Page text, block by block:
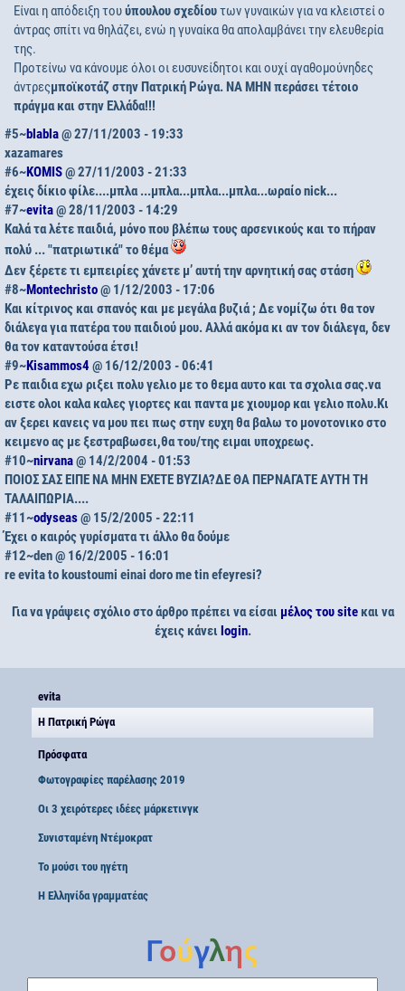
Είναι η απόδειξη τουύπουλου σχεδίουτων γυναικών για να κλειστεί ο
άντρας σπίτι να θηλάζει, ενώ η γυναίκα θα απολαμβάνει την ελευθερία
της.
Προτείνω να κάνουμε όλοι οι ευσυνείδητοι και ουχί αγαθομούνηδες
άντρεςμποϊκοτάζστην Πατρική Ρώγα. ΝΑ ΜΗΝ περάσει τέτοιο
πράγμα και στην Ελλάδα!!!
#5~blabla@ 27/11/2003 - 19:33
xazamares
#6~KOMIS@ 27/11/2003 - 21:33
έχεις δίκιο φίλε....μπλα ...μπλα...μπλα...μπλα...ωραίο nick...
#7~evita@ 28/11/2003 - 14:29
Καλά τα λέτε παιδιά, μόνο που βλέπω τους αρσενικούς και το πήραν
πολύ ... "πατριωτικά" το θέμα
Δεν ξέρετε τι εμπειρίες χάνετε μ’ αυτή την αρνητική σας στάση
#8~Montechristo@ 1/12/2003 - 17:06
Και κίτρινος και σπανός και με μεγάλα βυζιά ; Δε νομίζω ότι θα τον
διάλεγα για πατέρα του παιδιού μου. Αλλά ακόμα κι αν τον διάλεγα, δεν
θα τον καταντούσα έτσι!
#9~Kisammos4 @ 16/12/2003 - 06:41
Ρε παιδια εχω ριξει πολυ γελιο με το θεμα αυτο και τα σχολια σας.να
ειστε ολοι καλα καλες γιορτες και παντα με χιουμορ και γελιο πολυ.Κι
αν ξερει κανεις να μου πει πως στην ευχη θα βαλω το μονοτονικο στο
κειμενο ας με ξεστραβωσει,θα του/της ειμαι υποχρεως.
#10~nirvana@ 14/2/2004 - 01:53
ΠΟΙΟΣ ΣΑΣ ΕΙΠΕ ΝΑ ΜΗΝ ΕΧΕΤΕ ΒΥΖΙΑ?ΔΕ ΘΑ ΠΕΡΝΑΓΑΤΕ ΑΥΤΗ ΤΗ
ΤΑΛΑΙΠΩΡΙΑ....
#11~odyseas@ 15/2/2005 - 22:11
Έχει ο καιρός γυρίσματα τι άλλο θα δούμε
#12~den@ 16/2/2005 - 16:01
re evita to koustoumi einai doro me tin efeyresi?
Για να γράψεις σχόλιο στο άρθρο πρέπει να είσαι μέλος του siteκαι να
έχεις κάνει login.
evita
Η Πατρική Ρώγα
Πρόσφατα
Φωτογραφίες παρέλασης 2019
Οι 3 χειρότερες ιδέες μάρκετινγκ
Συνισταμένη Ντέμοκρατ
Το μούσι του ηγέτη
Η Ελληνίδα γραμματέας